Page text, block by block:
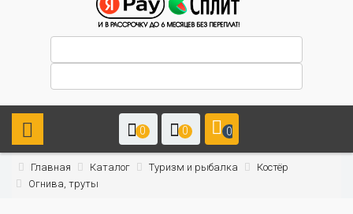
0 0 0
Главная Каталог Туризм и рыбалка
Костёр
Огнива, труты